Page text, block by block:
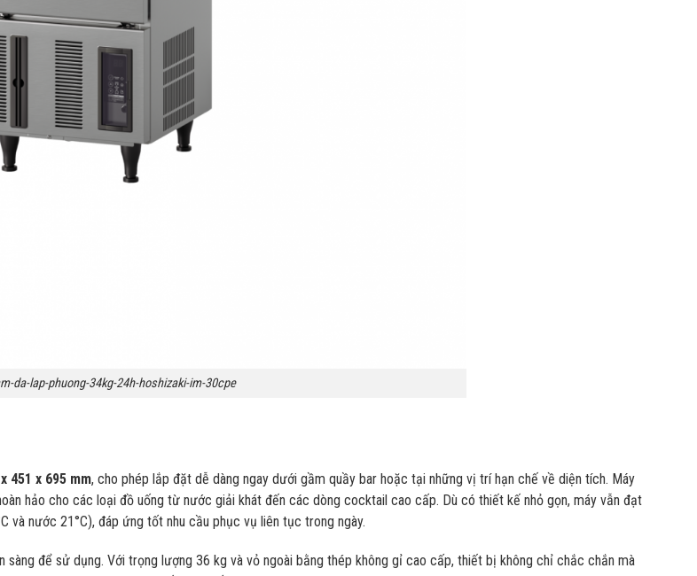
da-lap-phuong-34kg-24h-hoshizaki-im-30cpe
451 x 695 mm, cho phép lắp đặt dễ dàng ngay dưới gầm quầy bar hoặc tại những vị trí hạn chế về diện tích. Máy
hảo cho các loại đồ uống từ nước giải khát đến các dòng cocktail cao cấp. Dù có thiết kế nhỏ gọn, máy vẫn đạt
và nước 21°C), đáp ứng tốt nhu cầu phục vụ liên tục trong ngày.
sàng để sử dụng. Với trọng lượng 36 kg và vỏ ngoài bằng thép không gỉ cao cấp, thiết bị không chỉ chắc chắn mà